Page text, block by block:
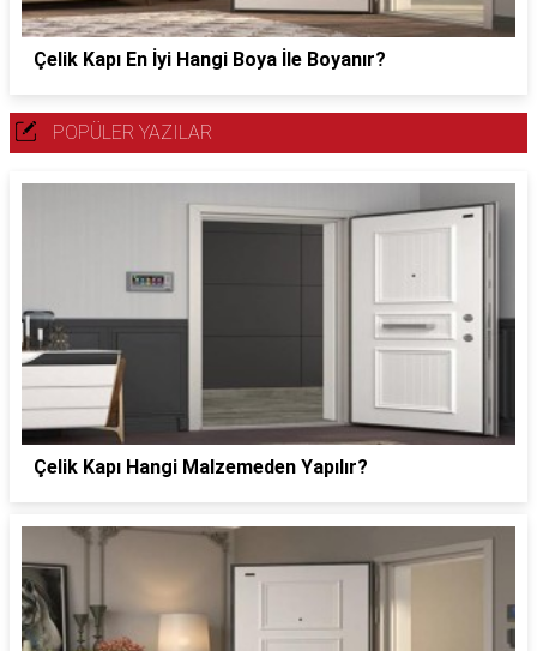
Çelik Kapı En İyi Hangi Boya İle Boyanır?
POPÜLER YAZILAR
Çelik Kapı Hangi Malzemeden Yapılır?